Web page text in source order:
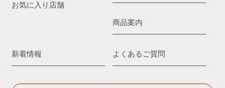
お気に入り店舗
商品案内
新着情報 よくあるご質問